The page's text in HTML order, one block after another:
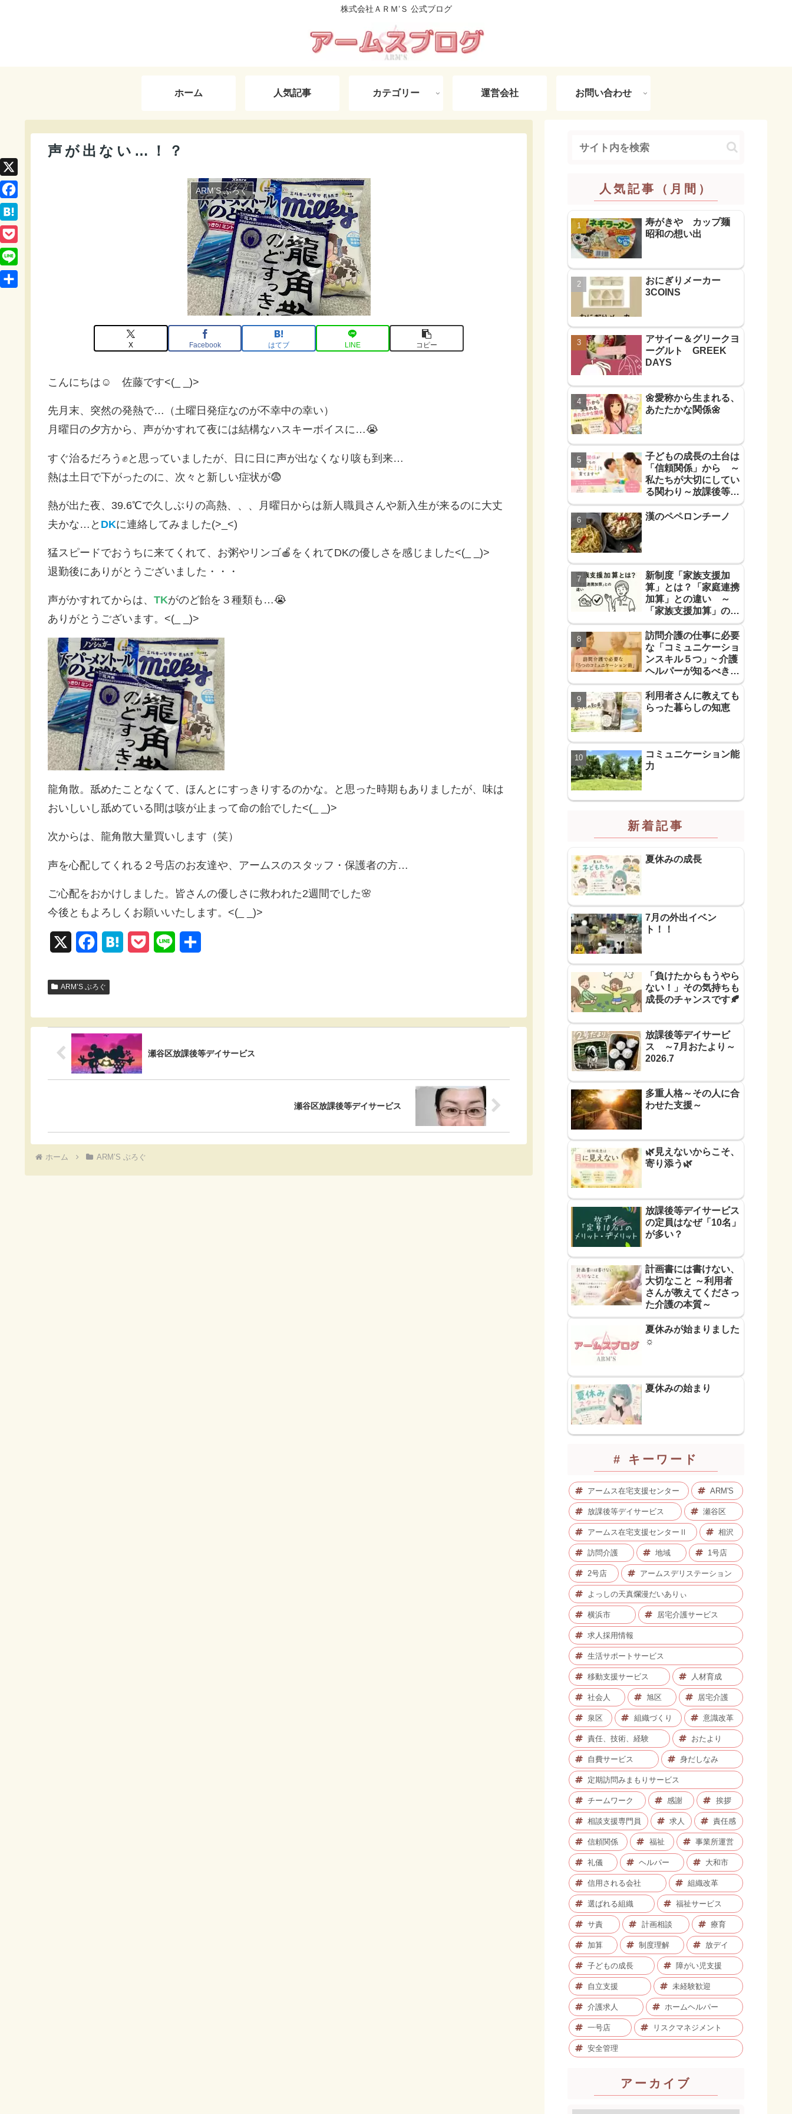
株式会社ＡＲＭ’Ｓ 公式ブログ
ホーム 人気記事 カテゴリー 運営会社 お問い合わせ
声が出ない…！？
ARM’S ぶろぐ
X Facebook はてブ LINE コピー
こんにちは☺ 佐藤です<(_ _)>
先月末、突然の発熱で…（土曜日発症なのが不幸中の幸い）
月曜日の夕方から、声がかすれて夜には結構なハスキーボイスに…😭
すぐ治るだろう✊と思っていましたが、日に日に声が出なくなり咳も到来…
熱は土日で下がったのに、次々と新しい症状が😨
熱が出た夜、39.6℃で久しぶりの高熱、、、月曜日からは新人職員さんや新入生が来るのに大丈
夫かな…と DKに連絡してみました(>_<)
猛スピードでおうちに来てくれて、お粥やリンゴ🍎をくれてDKの優しさを感じました<(_ _)>
退勤後にありがとうございました・・・
声がかすれてからは、 TKがのど飴を３種類も…😭
ありがとうございます。<(_ _)>
龍角散。舐めたことなくて、ほんとにすっきりするのかな。と思った時期もありましたが、味は
おいしいし舐めている間は咳が止まって命の飴でした<(_ _)>
次からは、龍角散大量買いします（笑）
声を心配してくれる２号店のお友達や、アームスのスタッフ・保護者の方…
ご心配をおかけしました。皆さんの優しさに救われた2週間でした🌸
今後ともよろしくお願いいたします。<(_ _)>
c
b
o
o
n
a
e
t
ARM’S ぶろぐ
瀬谷区放課後等デイサービス
瀬谷区放課後等デイサービス
ホーム ARM’S ぶろぐ
X
F
a
c
e
b
H
a
t
e
P
o
c
L
人気記事（月間）
寿がきや カップ麺
昭和の想い出
おにぎりメーカー
3COINS
アサイー＆グリークヨ
ーグルト GREEK
DAYS
🌼愛称から生まれる、
あたたかな関係🌼
子どもの成長の土台は
「信頼関係」から ～
私たちが大切にしてい
る関わり～放課後等デ
イサービス
漢のペペロンチーノ
新制度「家族支援加
算」とは？「家庭連携
加算」との違い ～
「家族支援加算」の算
定要件と支援方法！を
解説します～
訪問介護の仕事に必要
な「コミュニケーショ
ンスキル５つ」~ 介護
ヘルパーが知るべき
「信頼に必要なコミュ
力５つ」~
利用者さんに教えても
らった暮らしの知恵
コミュニケーション能
力
新着記事
夏休みの成長
7月の外出イベン
ト！！
「負けたからもうやら
ない！」その気持ちも
成長のチャンスです🍂
放課後等デイサービ
ス ～7月おたより～
2026.7
多重人格～その人に合
わせた支援～
🌿見えないからこそ、
寄り添う🌿
放課後等デイサービス
の定員はなぜ「10名」
が多い？
計画書には書けない、
大切なこと ～利用者
さんが教えてくださっ
た介護の本質～
夏休みが始まりました
☼
夏休みの始まり
# キーワード
アームス在宅支援センター ARM'S
放課後等デイサービス 瀬谷区
アームス在宅支援センターⅡ 相沢
訪問介護 地域 1号店
2号店 アームスデリステーション
よっしの天真爛漫だいありぃ
横浜市 居宅介護サービス
求人採用情報
生活サポートサービス
移動支援サービス 人材育成
社会人 旭区 居宅介護
泉区 組織づくり 意識改革
責任、技術、経験 おたより
自費サービス 身だしなみ
定期訪問みまもりサービス
チームワーク 感謝 挨拶
相談支援専門員 求人 責任感
信頼関係 福祉 事業所運営
礼儀 ヘルパー 大和市
信用される会社 組織改革
選ばれる組織 福祉サービス
サ責 計画相談 療育
加算 制度理解 放デイ
子どもの成長 障がい児支援
自立支援 未経験歓迎
介護求人 ホームヘルパー
一号店 リスクマネジメント
安全管理
アーカイブ